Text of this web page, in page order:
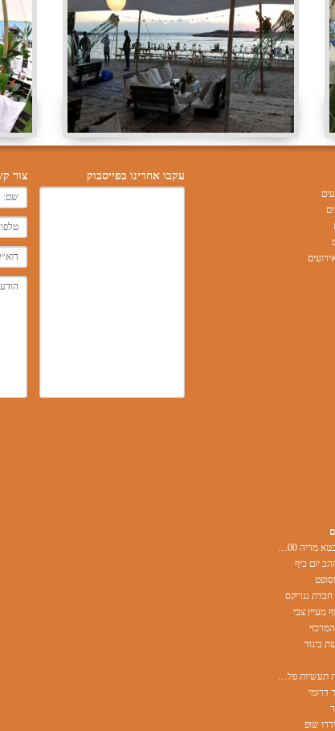
צור עקבו אחרינו בפייסבוק
יום כיף
גנריקס
מעיין צבי
ביגוד
דרומי
שופ